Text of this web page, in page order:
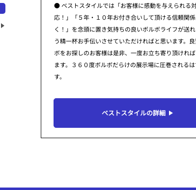
● ベストスタイルでは「お客様に感動を与えられる
応！」「５年・１０年お付き合いして頂ける信頼関
く！」を念頭に置き気持ちの良いボルボライフが送
う精一杯お手伝いさせていただければと思います。
ボをお探しのお客様は是非、一度お立ち寄り頂けれ
ます。３６０度ボルボだらけの展示場に圧巻される
す。
ベストスタイルの詳細